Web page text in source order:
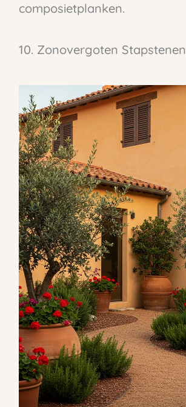
composietplanken.
10. Zonovergoten Stapstenen